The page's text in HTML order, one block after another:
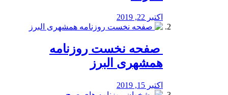
اکتبر 22, 2019
️ صفحه نخست روزنامه‌
همشهری البرز
اکتبر 15, 2019